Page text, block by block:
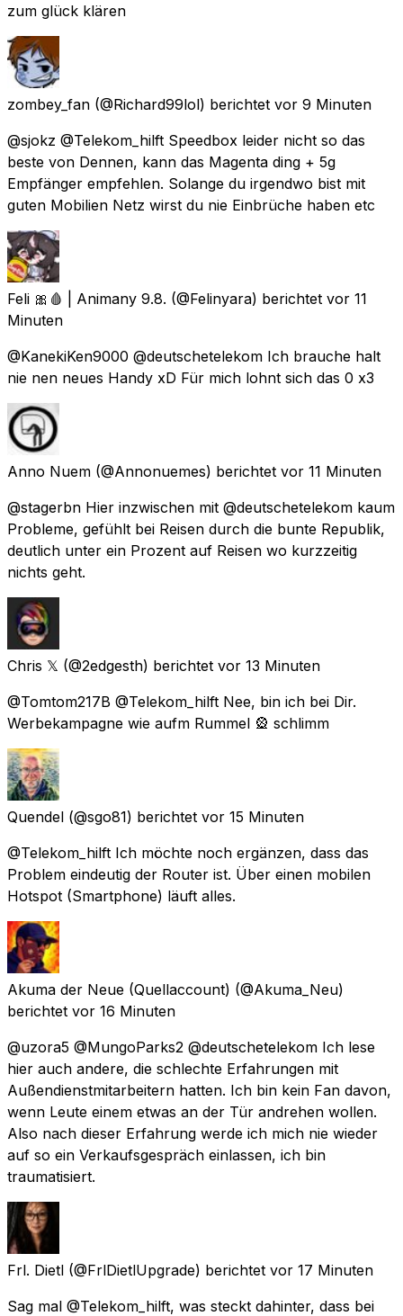
zum glück klären
zombey_fan (@Richard99lol) berichtet vor 9 Minuten
@sjokz @Telekom_hilft Speedbox leider nicht so das
beste von Dennen, kann das Magenta ding + 5g
Empfänger empfehlen. Solange du irgendwo bist mit
guten Mobilien Netz wirst du nie Einbrüche haben etc
Feli 🎀🩸 | Animany 9.8. (@Felinyara) berichtet vor 11
Minuten
@KanekiKen9000 @deutschetelekom Ich brauche halt
nie nen neues Handy xD Für mich lohnt sich das 0 x3
Anno Nuem (@Annonuemes) berichtet vor 11 Minuten
@stagerbn Hier inzwischen mit @deutschetelekom kaum
Probleme, gefühlt bei Reisen durch die bunte Republik,
deutlich unter ein Prozent auf Reisen wo kurzzeitig
nichts geht.
Chris 𝕏 (@2edgesth) berichtet vor 13 Minuten
@Tomtom217B @Telekom_hilft Nee, bin ich bei Dir.
Werbekampagne wie aufm Rummel 🎡 schlimm
Quendel (@sgo81) berichtet vor 15 Minuten
@Telekom_hilft Ich möchte noch ergänzen, dass das
Problem eindeutig der Router ist. Über einen mobilen
Hotspot (Smartphone) läuft alles.
Akuma der Neue (Quellaccount) (@Akuma_Neu)
berichtet vor 16 Minuten
@uzora5 @MungoParks2 @deutschetelekom Ich lese
hier auch andere, die schlechte Erfahrungen mit
Außendienstmitarbeitern hatten. Ich bin kein Fan davon,
wenn Leute einem etwas an der Tür andrehen wollen.
Also nach dieser Erfahrung werde ich mich nie wieder
auf so ein Verkaufsgespräch einlassen, ich bin
traumatisiert.
Frl. Dietl (@FrlDietlUpgrade) berichtet vor 17 Minuten
Sag mal @Telekom_hilft, was steckt dahinter, dass bei